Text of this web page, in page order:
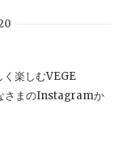
く楽しむVEGE
さまのInstagramか